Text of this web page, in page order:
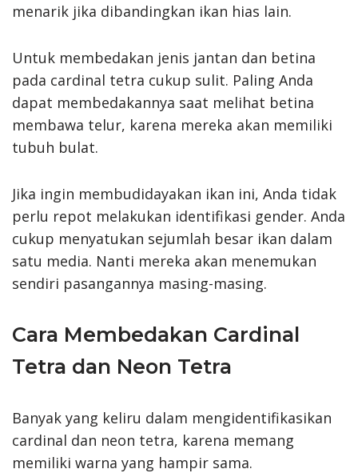
menarik jika dibandingkan ikan hias lain.
Untuk membedakan jenis jantan dan betina
pada cardinal tetra cukup sulit. Paling Anda
dapat membedakannya saat melihat betina
membawa telur, karena mereka akan memiliki
tubuh bulat.
Jika ingin membudidayakan ikan ini, Anda tidak
perlu repot melakukan identifikasi gender. Anda
cukup menyatukan sejumlah besar ikan dalam
satu media. Nanti mereka akan menemukan
sendiri pasangannya masing-masing.
Cara Membedakan Cardinal
Tetra dan Neon Tetra
Banyak yang keliru dalam mengidentifikasikan
cardinal dan neon tetra, karena memang
memiliki warna yang hampir sama.